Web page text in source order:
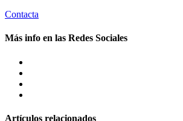
Contacta
Más info en las Redes Sociales
Artículos relacionados